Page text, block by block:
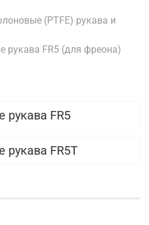
(PTFE) рукава и
рукава FR5 (для фреона)
рукава FR5
FR5T